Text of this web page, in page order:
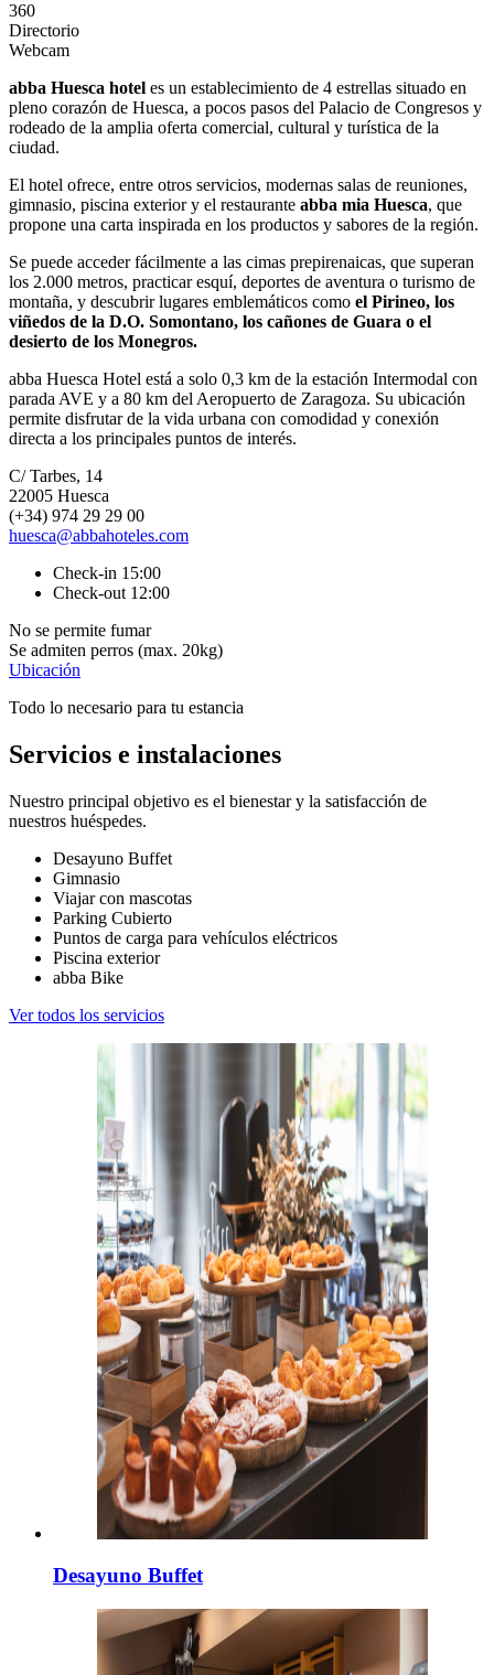
360
Directorio
Webcam
abba Huesca hotel es un establecimiento de 4 estrellas situado en
pleno corazón de Huesca, a pocos pasos del Palacio de Congresos y
rodeado de la amplia oferta comercial, cultural y turística de la
ciudad.
El hotel ofrece, entre otros servicios, modernas salas de reuniones,
gimnasio, piscina exterior y el restaurante abba mia Huesca, que
propone una carta inspirada en los productos y sabores de la región.
Se puede acceder fácilmente a las cimas prepirenaicas, que superan
los 2.000 metros, practicar esquí, deportes de aventura o turismo de
montaña, y descubrir lugares emblemáticos como el Pirineo, los
viñedos de la D.O. Somontano, los cañones de Guara o el
desierto de los Monegros.
abba Huesca Hotel está a solo 0,3 km de la estación Intermodal con
parada AVE y a 80 km del Aeropuerto de Zaragoza. Su ubicación
permite disfrutar de la vida urbana con comodidad y conexión
directa a los principales puntos de interés.
C/ Tarbes, 14
22005 Huesca
(+34) 974 29 29 00
huesca@abbahoteles.com
Check-in 15:00
Check-out 12:00
No se permite fumar
Se admiten perros (max. 20kg)
Ubicación
Todo lo necesario para tu estancia
Servicios e instalaciones
Nuestro principal objetivo es el bienestar y la satisfacción de
nuestros huéspedes.
Desayuno Buffet
Gimnasio
Viajar con mascotas
Parking Cubierto
Puntos de carga para vehículos eléctricos
Piscina exterior
abba Bike
Ver todos los servicios
Desayuno Buffet